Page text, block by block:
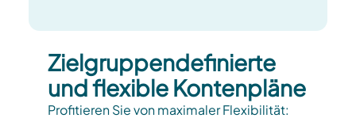
Zielgruppendefinierte
und flexible Kontenpläne
Profitieren Sie von maximaler Flexibilität: